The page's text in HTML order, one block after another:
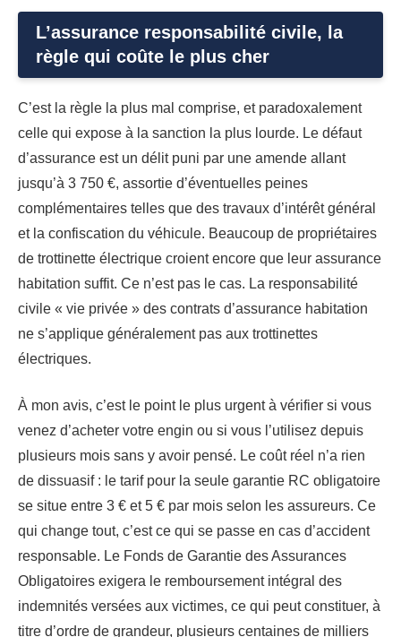
L’assurance responsabilité civile, la
règle qui coûte le plus cher
C’est la règle la plus mal comprise, et paradoxalement
celle qui expose à la sanction la plus lourde. Le défaut
d’assurance est un délit puni par une amende allant
jusqu’à 3 750 €, assortie d’éventuelles peines
complémentaires telles que des travaux d’intérêt général
et la confiscation du véhicule. Beaucoup de propriétaires
de trottinette électrique croient encore que leur assurance
habitation suffit. Ce n’est pas le cas. La responsabilité
civile « vie privée » des contrats d’assurance habitation
ne s’applique généralement pas aux trottinettes
électriques.
À mon avis, c’est le point le plus urgent à vérifier si vous
venez d’acheter votre engin ou si vous l’utilisez depuis
plusieurs mois sans y avoir pensé. Le coût réel n’a rien
de dissuasif : le tarif pour la seule garantie RC obligatoire
se situe entre 3 € et 5 € par mois selon les assureurs. Ce
qui change tout, c’est ce qui se passe en cas d’accident
responsable. Le Fonds de Garantie des Assurances
Obligatoires exigera le remboursement intégral des
indemnités versées aux victimes, ce qui peut constituer, à
titre d’ordre de grandeur, plusieurs centaines de milliers